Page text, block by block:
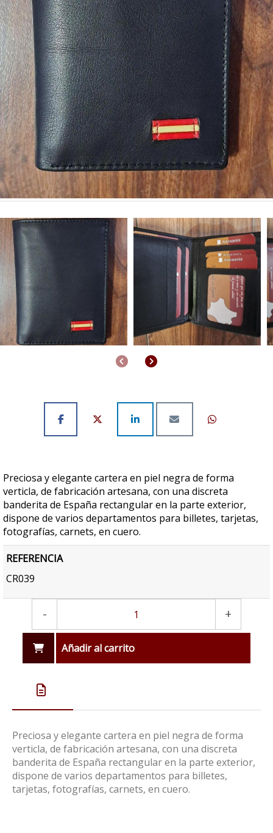
AnteriorSiguiente
Preciosa y elegante cartera en piel negra de forma
verticla, de fabricación artesana, con una discreta
banderita de España rectangular en la parte exterior,
dispone de varios departamentos para billetes, tarjetas,
fotografías, carnets, en cuero.
REFERENCIA
CR039
- +
Añadir al carrito
Preciosa y elegante cartera en piel negra de forma
verticla, de fabricación artesana, con una discreta
banderita de España rectangular en la parte exterior,
dispone de varios departamentos para billetes,
tarjetas, fotografías, carnets, en cuero.